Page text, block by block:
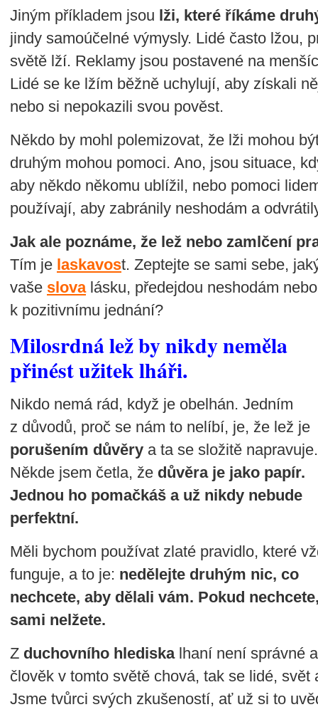
Jiným příkladem jsou lži, které říkáme
jindy samoúčelné výmysly. Lidé často lžou,
světě lží. Reklamy jsou postavené na
Lidé se ke lžím běžně uchylují, aby získali
nebo si nepokazili svou pověst.
Někdo by mohl polemizovat, že lži mohou
druhým mohou pomoci. Ano, jsou situace,
aby někdo někomu ublížil, nebo pomoci
používají, aby zabránily neshodám a
Jak ale poznáme, že lež nebo zamlčení
Tím je laskavost. Zeptejte se sami sebe,
vaše slovalásku, předejdou neshodám
k pozitivnímu jednání?
Milosrdná lež by nikdy neměla
přinést užitek lháři.
Nikdo nemá rád, když je obelhán. Jedním
z důvodů, proč se nám to nelíbí, je, že lež je
porušením důvěry a ta se složitě napravuje.
Někde jsem četla, že důvěra je jako papír.
Jednou ho pomačkáš a už nikdy nebude
perfektní.
Měli bychom používat zlaté pravidlo, které
funguje, a to je: nedělejte druhým nic, co
nechcete, aby dělali vám. Pokud
sami nelžete.
Z duchovního hlediskalhaní není správné
člověk v tomto světě chová, tak se lidé,
Jsme tvůrci svých zkušeností, ať už si to